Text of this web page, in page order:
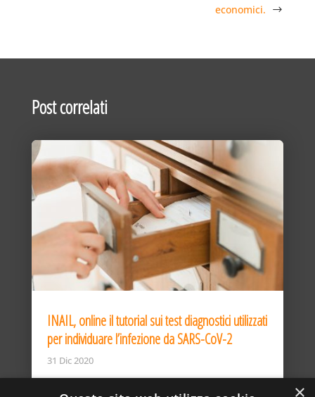
economici.
Post correlati
INAIL, online il tutorial sui test diagnostici utilizzati
per individuare l’infezione da SARS-CoV-2
31 Dic 2020
×